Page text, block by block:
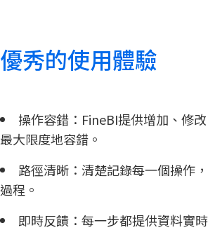
優秀的使用體驗
操作容錯：FineBI提供增加、修
最大限度地容錯。
路徑清晰：清楚記錄每一個操作
過程。
即時反饋：每一步都提供資料實